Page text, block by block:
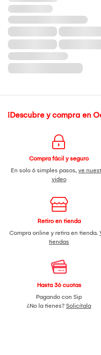
¡Descubre y compra en
Compra fácil y seguro
En solo 6 simples pasos, ve
video
Retiro en tienda
Compra online y retira en tienda.
tiendas
Hasta 36 cuotas
Pagando con Sip
¿No la tienes? Solicítala